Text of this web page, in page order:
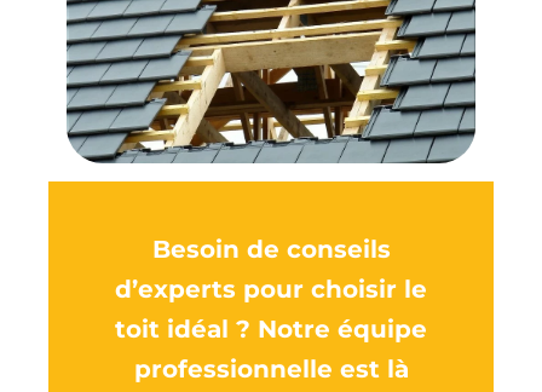
Besoin de conseils
d’experts pour choisir le
toit idéal ? Notre équipe
professionnelle est là